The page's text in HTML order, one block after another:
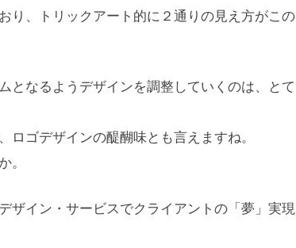
り、トリックアート的に２通りの見え方がこの
となるようデザインを調整していくのは、とて
ゴデザインの醍醐味とも言えますね。
ザイン・サービスでクライアントの「夢」実現